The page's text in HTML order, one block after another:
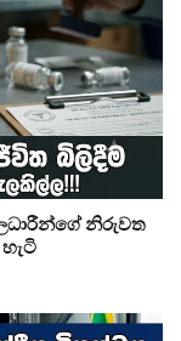
නිරුවත